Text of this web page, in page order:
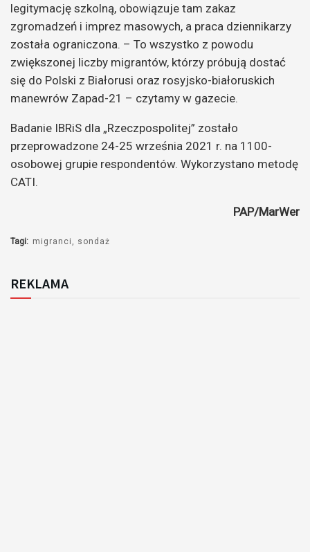
legitymację szkolną, obowiązuje tam zakaz
zgromadzeń i imprez masowych, a praca dziennikarzy
została ograniczona. – To wszystko z powodu
zwiększonej liczby migrantów, którzy próbują dostać
się do Polski z Białorusi oraz rosyjsko-białoruskich
manewrów Zapad-21 – czytamy w gazecie.
Badanie IBRiS dla „Rzeczpospolitej” zostało
przeprowadzone 24-25 września 2021 r. na 1100-
osobowej grupie respondentów. Wykorzystano metodę
CATI.
PAP/MarWer
Tagi: migranci sondaż
REKLAMA